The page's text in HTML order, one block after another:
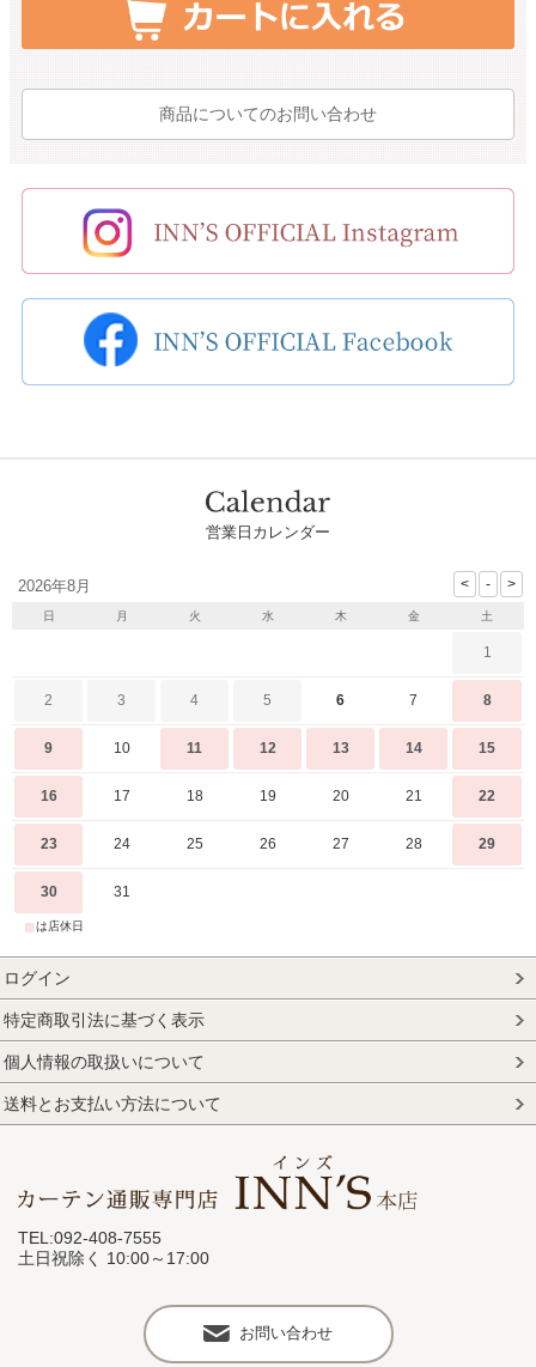
商品についてのお問い合わせ
営業日カレンダー
2026年8月
日 月 火 水 木 金 土
1
2 3 4 5 6 7 8
9 10 11 12 13 14 15
16 17 18 19 20 21 22
23 24 25 26 27 28 29
30 31
■は店休日
ログイン
特定商取引法に基づく表示
個人情報の取扱いについて
送料とお支払い方法について
TEL:092-408-7555
土日祝除く 10:00～17:00
お問い合わせ